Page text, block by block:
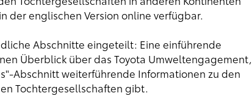
der englischen Version online verfügbar.
Abschnitte eingeteilt: Eine einführende
Überblick über das Toyota Umweltengagement,
Abschnitt weiterführende Informationen zu den
Tochtergesellschaften gibt.